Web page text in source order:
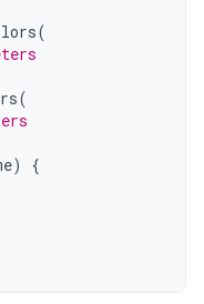
(
(
)
{